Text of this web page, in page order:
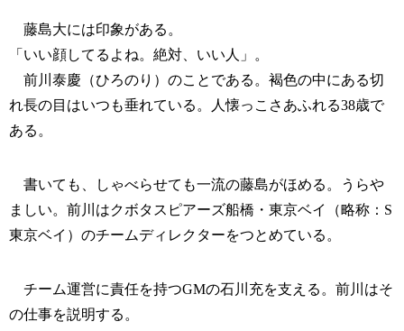
藤島大には印象がある。
「いい顔してるよね。絶対、いい人」。
前川泰慶（ひろのり）のことである。褐色の中にある切
れ長の目はいつも垂れている。人懐っこさあふれる38歳で
ある。
書いても、しゃべらせても一流の藤島がほめる。うらや
ましい。前川はクボタスピアーズ船橋・東京ベイ（略称：S
東京ベイ）のチームディレクターをつとめている。
チーム運営に責任を持つGMの石川充を支える。前川はそ
の仕事を説明する。